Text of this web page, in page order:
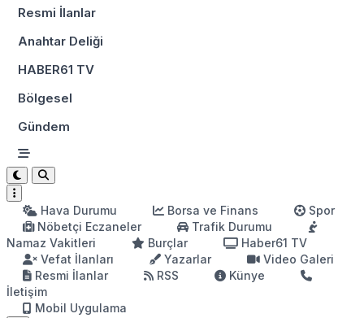
Resmi İlanlar
Anahtar Deliği
HABER61 TV
Bölgesel
Gündem
Hava Durumu Borsa ve Finans
Spor
Nöbetçi Eczaneler
Trafik Durumu
Namaz Vakitleri
Burçlar
Haber61 TV
Vefat İlanları
Yazarlar
Video Galeri
Resmi İlanlar
RSS
Künye
İletişim
Mobil Uygulama